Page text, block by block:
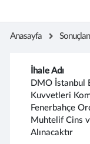
Anasayfa
İhale Adı
DMO İstanbul
Kuvvetleri
Fenerbahçe
Muhtelif Cins
Alınacaktır